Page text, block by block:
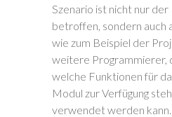
Szenario ist nicht nur
betroffen, sondern auch
wie zum Beispiel der
weitere Programmierer,
welche Funktionen für
Modul zur Verfügung
verwendet werden kann.